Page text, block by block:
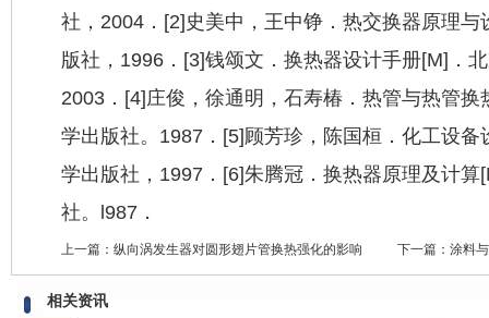
社，2004．[2]史美中，王中铮．热交换器原理
版社，1996．[3]钱颂文． 换热器设计手册[M]．
2003．[4]庄俊，徐通明，石寿椿．热管与热管
学出版社。1987．[5]顾芳珍，陈国桓．化工设
学出版社，1997．[6]朱腾冠．换热器原理及计
社。l987．
上一篇： 纵向涡发生器对圆形翅片管换热强化的影响 下一篇： 涂料
相关资讯